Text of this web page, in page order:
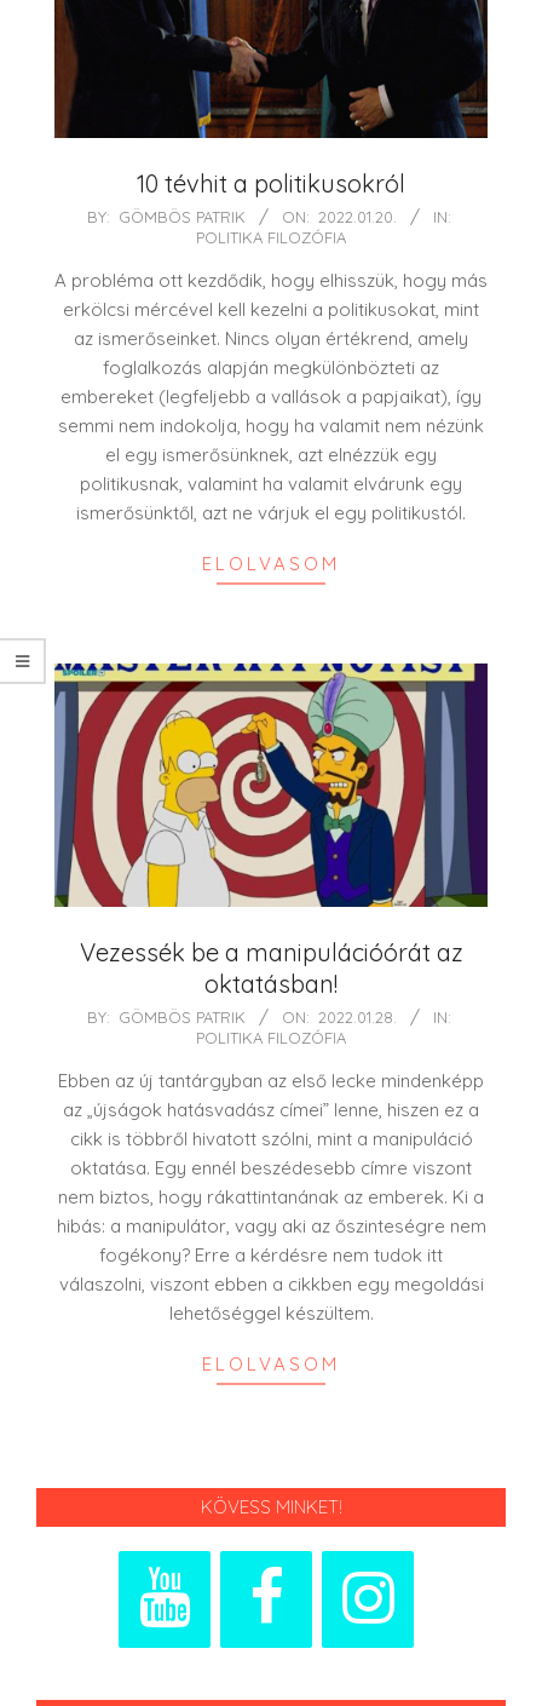
10 tévhit a politikusokról
2022-
20
BY: GÖMBÖS PATRIK ON: 2022.01.20.
IN:
POLITIKA FILOZÓFIA
A probléma ott kezdődik, hogy elhisszük, hogy más
erkölcsi mércével kell kezelni a politikusokat, mint
az ismerőseinket. Nincs olyan értékrend, amely
foglalkozás alapján megkülönbözteti az
embereket (legfeljebb a vallások a papjaikat), így
semmi nem indokolja, hogy ha valamit nem nézünk
el egy ismerősünknek, azt elnézzük egy
politikusnak, valamint ha valamit elvárunk egy
ismerősünktől, azt ne várjuk el egy politikustól.
ELOLVASOM
Vezessék be a manipulációórát az
oktatásban!
2022-
28
BY: GÖMBÖS PATRIK ON: 2022.01.28.
IN:
POLITIKA FILOZÓFIA
Ebben az új tantárgyban az első lecke mindenképp
az „újságok hatásvadász címei” lenne, hiszen ez a
cikk is többről hivatott szólni, mint a manipuláció
oktatása. Egy ennél beszédesebb címre viszont
nem biztos, hogy rákattintanának az emberek. Ki a
hibás: a manipulátor, vagy aki az őszinteségre nem
fogékony? Erre a kérdésre nem tudok itt
válaszolni, viszont ebben a cikkben egy megoldási
lehetőséggel készültem.
ELOLVASOM
KÖVESS MINKET!